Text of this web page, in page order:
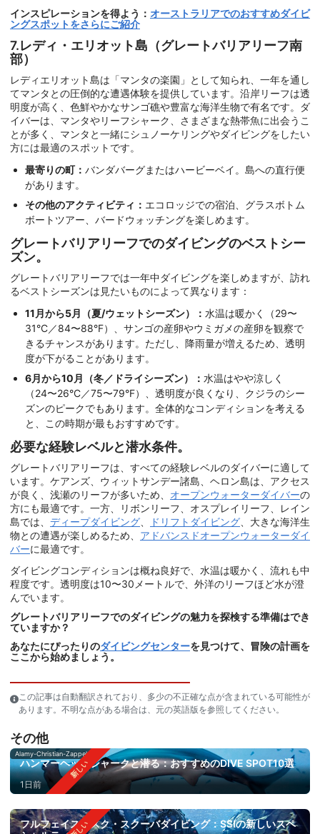
インスピレーションを得よう： オーストラリアでのおすすめダイビ
ングスポットをさらにご紹介
7.レディ・エリオット島（グレートバリアリーフ南
部）
レディエリオット島は「マンタの楽園」として知られ、一年を通し
てマンタとの圧倒的な遭遇体験を提供しています。沿岸リーフは透
明度が高く、色鮮やかなサンゴ礁や豊富な海洋生物で有名です。ダ
イバーは、マンタやリーフシャーク、さまざまな熱帯魚に出会うこ
とが多く、マンタと一緒にシュノーケリングやダイビングをしたい
方には最適のスポットです。
最寄りの町： バンダバーグまたはハービーベイ。島への直行便
があります。
その他のアクティビティ： エコロッジでの宿泊、グラスボトム
ボートツアー、バードウォッチングを楽しめます。
グレートバリアリーフでのダイビングのベストシー
ズン。
グレートバリアリーフでは一年中ダイビングを楽しめますが、訪れ
るベストシーズンは見たいものによって異なります：
11月から5月（夏/ウェットシーズン）： 水温は暖かく（29〜
31°C／84〜88°F）、サンゴの産卵やウミガメの産卵を観察で
きるチャンスがあります。ただし、降雨量が増えるため、透明
度が下がることがあります。
6月から10月（冬／ドライシーズン）： 水温はやや涼しく
（24〜26°C／75〜79°F）、透明度が良くなり、クジラのシー
ズンのピークでもあります。全体的なコンディションを考える
と、この時期が最もおすすめです。
必要な経験レベルと潜水条件。
グレートバリアリーフは、すべての経験レベルのダイバーに適して
います。ケアンズ、ウィットサンデー諸島、ヘロン島は、アクセス
が良く、浅瀬のリーフが多いため、 オープンウォーターダイバーの
方にも最適です。一方、リボンリーフ、オスプレイリーフ、レイン
島では、 ディープダイビング、 ドリフトダイビング、大きな海洋生
物との遭遇が楽しめるため、 アドバンスドオープンウォーターダイ
バーに最適です。
ダイビングコンディションは概ね良好で、水温は暖かく、流れも中
程度です。透明度は10〜30メートルで、外洋のリーフほど水が澄
んでいます。
グレートバリアリーフでのダイビングの魅力を探検する準備はでき
ていますか？
あなたにぴったりのダイビングセンターを見つけて、冒険の計画を
ここから始めましょう。
この記事は自動翻訳されており、多少の不正確な点が含まれている可能性が
あります。不明な点がある場合は、元の英語版を参照してください。
その他
Alamy-Christian-Zappel
ハンマーヘッドシャークと潜る：おすすめのDIVE SPOT10選
1日前
フルフェイスマスク・スクーバダイビング：SSIの新しいスペ